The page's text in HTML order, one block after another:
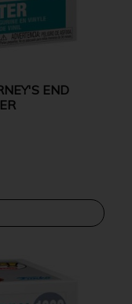
END